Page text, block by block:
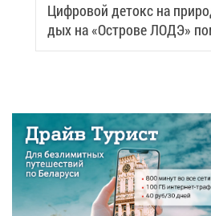
Циф­ро­вой де­токс на
дых на «Ост­ро­ве ЛОДЭ»
вить си­лы